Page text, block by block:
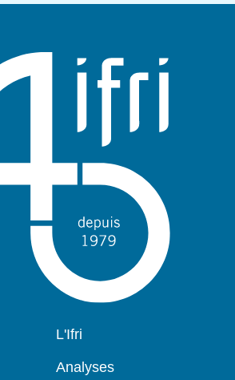
Navigation
L'Ifri
Analyses